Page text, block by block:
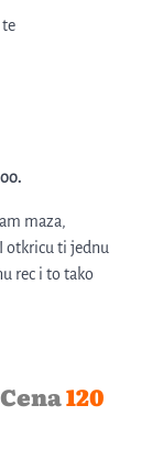
maza,
otkricu ti jednu
rec i to tako
Cena120